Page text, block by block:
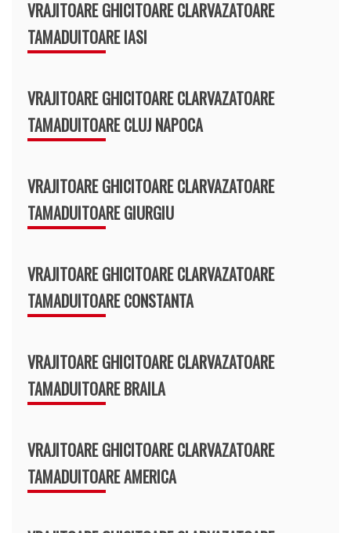
VRAJITOARE GHICITOARE CLARVAZATOARE
TAMADUITOARE IASI
VRAJITOARE GHICITOARE CLARVAZATOARE
TAMADUITOARE CLUJ NAPOCA
VRAJITOARE GHICITOARE CLARVAZATOARE
TAMADUITOARE GIURGIU
VRAJITOARE GHICITOARE CLARVAZATOARE
TAMADUITOARE CONSTANTA
VRAJITOARE GHICITOARE CLARVAZATOARE
TAMADUITOARE BRAILA
VRAJITOARE GHICITOARE CLARVAZATOARE
TAMADUITOARE AMERICA